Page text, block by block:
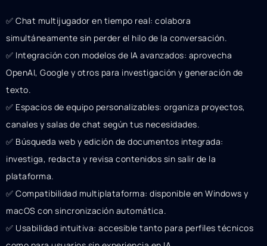
✅ Chat multijugador en tiempo real: colabora
simultáneamente sin perder el hilo de la conversación.
✅ Integración con modelos de IA avanzados: aprovecha
OpenAI, Google y otros para investigación y generación de
texto.
✅ Espacios de equipo personalizables: organiza proyectos,
canales y salas de chat según tus necesidades.
✅ Búsqueda web y edición de documentos integrada:
investiga, redacta y revisa contenidos sin salir de la
plataforma.
✅ Compatibilidad multiplataforma: disponible en Windows y
macOS con sincronización automática.
✅ Usabilidad intuitiva: accesible tanto para perfiles técnicos